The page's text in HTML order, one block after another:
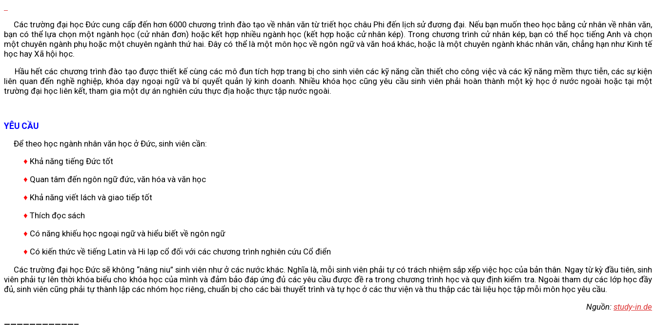
Các trường đại học Đức cung cấp đến hơn 6000 chương trình đào tạo về nhân văn từ triết học châu Phi đến lịch sử đương đại. Nếu bạn muốn theo học bằng cử nhân về nhân văn,
bạn có thể lựa chọn một ngành học (cử nhân đơn) hoặc kết hợp nhiều ngành học (kết hợp hoặc cử nhân kép). Trong chương trình cử nhân kép, bạn có thể học tiếng Anh và chọn
một chuyên ngành phụ hoặc một chuyên ngành thứ hai. Đây có thể là một môn học về ngôn ngữ và văn hoá khác, hoặc là một chuyên ngành khác nhân văn, chẳng hạn như Kinh tế
học hay Xã hội học.
Hầu hết các chương trình đào tạo được thiết kế cùng các mô đun tích hợp trang bị cho sinh viên các kỹ năng cần thiết cho công việc và các kỹ năng mềm thực tiễn, các sự kiện
liên quan đến nghề nghiệp, khóa dạy ngoại ngữ và bí quyết quản lý kinh doanh. Nhiều khóa học cũng yêu cầu sinh viên phải hoàn thành một kỳ học ở nước ngoài hoặc tại một
trường đại học liên kết, tham gia một dự án nghiên cứu thực địa hoặc thực tập nước ngoài.
YÊU CẦU
Để theo học ngành nhân văn học ở Đức, sinh viên cần:
♦ Khả năng tiếng Đức tốt
♦ Quan tâm đến ngôn ngữ đức, văn hóa và văn học
♦ Khả năng viết lách và giao tiếp tốt
♦ Thích đọc sách
♦ Có năng khiếu học ngoại ngữ và hiểu biết về ngôn ngữ
♦ Có kiến thức về tiếng Latin và Hi lạp cổ đối với các chương trình nghiên cứu Cổ điển
Các trường đại học Đức sẽ không “nâng niu” sinh viên như ở các nước khác. Nghĩa là, mỗi sinh viên phải tự có trách nhiệm sắp xếp việc học của bản thân. Ngay từ kỳ đầu tiên, sinh
viên phải tự lên thời khóa biểu cho khóa học của mình và đảm bảo đáp ứng đủ các yêu cầu được đề ra trong chương trình học và quy định kiểm tra. Ngoài tham dự các lớp học đầy
đủ, sinh viên cũng phải tự thành lập các nhóm học riêng, chuẩn bị cho các bài thuyết trình và tự học ở các thư viện và thu thập các tài liệu học tập mỗi môn học yêu cầu.
Nguồn: study-in.de
———————————–